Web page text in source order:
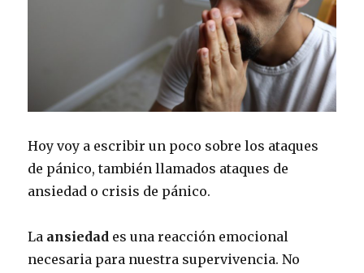
Hoy voy a escribir un poco sobre los ataques
de pánico, también llamados ataques de
ansiedad o crisis de pánico.
La ansiedad es una reacción emocional
necesaria para nuestra supervivencia. No